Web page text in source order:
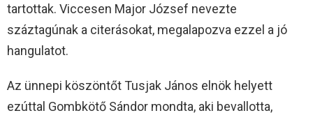
tartottak. Viccesen Major József nevezte
száztagúnak a citerásokat, megalapozva ezzel a jó
hangulatot.
Az ünnepi köszöntőt Tusjak János elnök helyett
ezúttal Gombkötő Sándor mondta, aki bevallotta,